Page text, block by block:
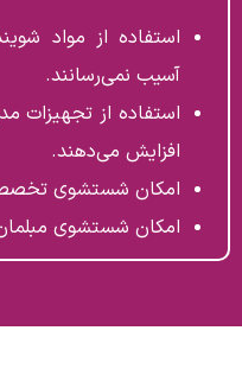
استفاده از مواد
آسیب نمی‌رسانند.
استفاده از
افزایش می‌دهند.
امکان شستشوی
امکان شستشوی